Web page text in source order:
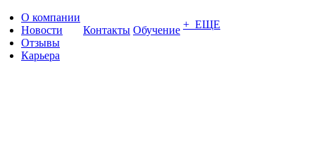
О компании
Новости
Отзывы
Карьера
Контакты Обучение + ЕЩЕ